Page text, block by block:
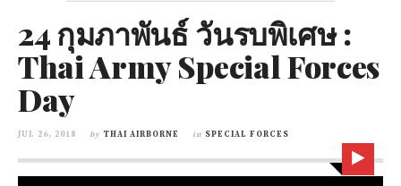
24 กุมภาพันธ์ วันรบพิเศษ :
Thai Army Special Forces
Day
JUL 26, 2018 by THAI AIRBORNE in SPECIAL FORCES